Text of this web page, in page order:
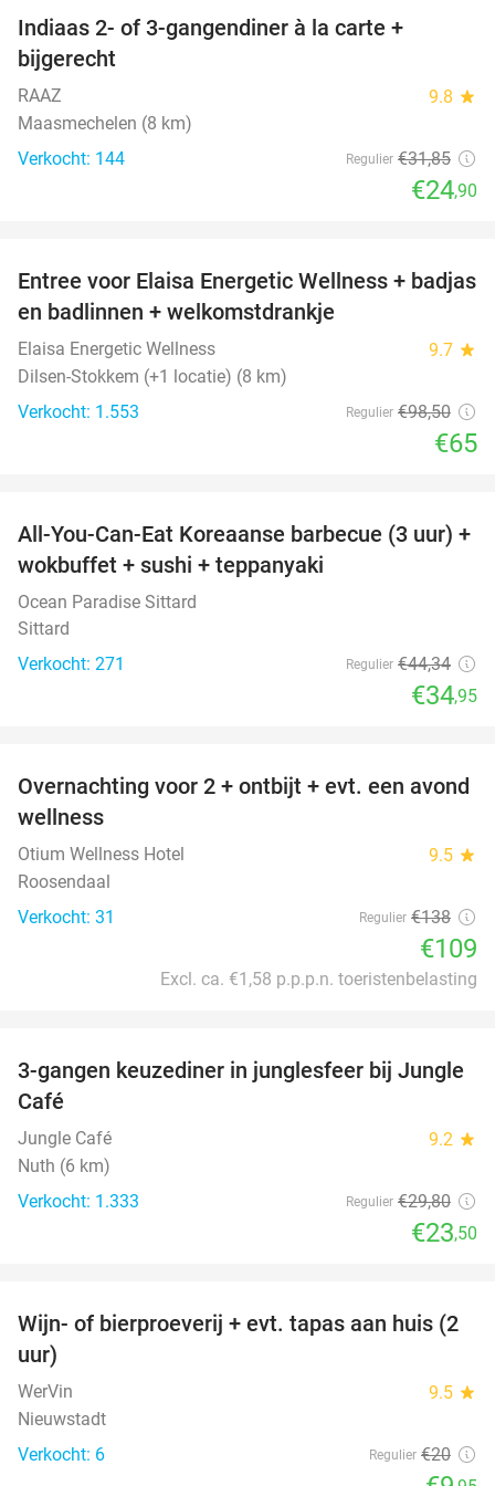
Indiaas 2- of 3-gangendiner à la carte +
bijgerecht
RAAZ 9.8 star
Maasmechelen (8 km)
Verkocht: 144
Regulier €31,85
€24,90
34%
Entree voor Elaisa Energetic Wellness + badjas
en badlinnen + welkomstdrankje
Elaisa Energetic Wellness 9.7 star
Dilsen-Stokkem (+1 locatie) (8 km)
Verkocht: 1.553
Regulier €98,50
€65
21%
All-You-Can-Eat Koreaanse barbecue (3 uur) +
wokbuffet + sushi + teppanyaki
Ocean Paradise Sittard
Sittard
Verkocht: 271
Regulier €44,34
€34,95
21%
Overnachting voor 2 + ontbijt + evt. een avond
wellness
Otium Wellness Hotel 9.5 star
Roosendaal
Verkocht: 31
Regulier €138
€109
Excl. ca. €1,58 p.p.p.n. toeristenbelasting
21%
3-gangen keuzediner in junglesfeer bij Jungle
Café
Jungle Café 9.2 star
Nuth (6 km)
Verkocht: 1.333
Regulier €29,80
€23,50
50%
Wijn- of bierproeverij + evt. tapas aan huis (2
uur)
WerVin 9.5 star
Nieuwstadt
Verkocht: 6
Regulier €20